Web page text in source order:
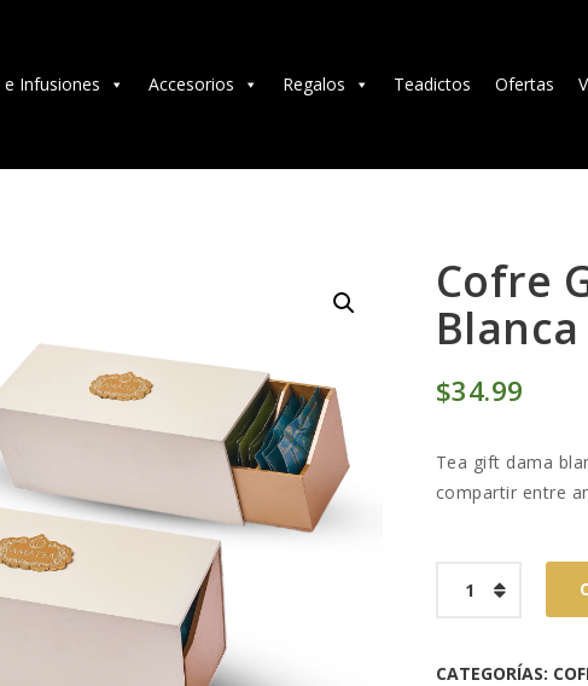
e Infusiones Accesorios Regalos Teadictos Ofertas
ACCESORIOS
VENTAS AL POR
MAYOR
EN
Cofre
Blanca
$34 99
Tea gift dama
compartir entre
Gift
CATEGORÍAS: